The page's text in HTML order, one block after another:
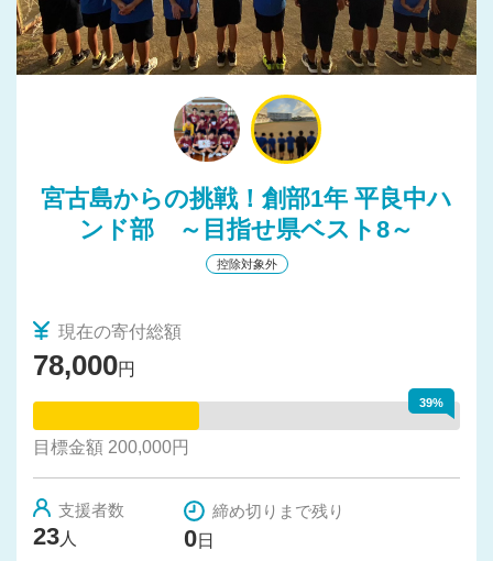
宮古島からの挑戦！創部1年 平良中ハ
ンド部 ～目指せ県ベスト8～
控除対象外
現在の寄付総額
78,000円
39%
目標金額 200,000円
支援者数
23 人
締め切りまで残り
0日